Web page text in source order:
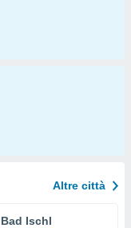
Altre città
Bad Ischl